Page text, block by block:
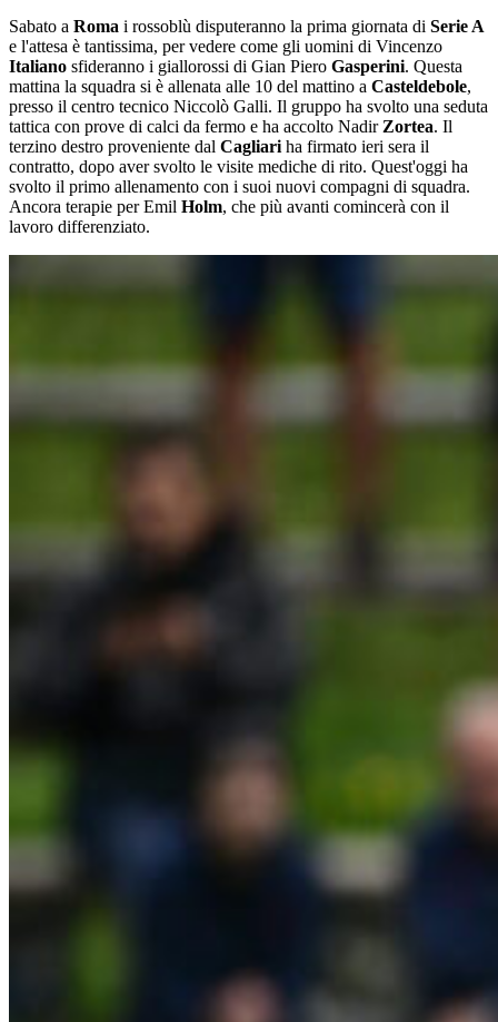
Sabato a Roma i rossoblù disputeranno la prima giornata di Serie A
e l'attesa è tantissima, per vedere come gli uomini di Vincenzo
Italiano sfideranno i giallorossi di Gian Piero Gasperini. Questa
mattina la squadra si è allenata alle 10 del mattino a Casteldebole,
presso il centro tecnico Niccolò Galli. Il gruppo ha svolto una seduta
tattica con prove di calci da fermo e ha accolto Nadir Zortea. Il
terzino destro proveniente dal Cagliari ha firmato ieri sera il
contratto, dopo aver svolto le visite mediche di rito. Quest'oggi ha
svolto il primo allenamento con i suoi nuovi compagni di squadra.
Ancora terapie per Emil Holm, che più avanti comincerà con il
lavoro differenziato.